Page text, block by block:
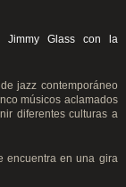
Glass con la
jazz contemporáneo
músicos aclamados
diferentes culturas a
encuentra en una gira